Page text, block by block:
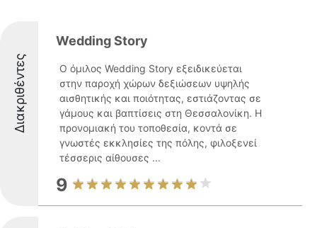
Διακριθέντες
Wedding Story
Ο όμιλος Wedding Story εξειδικεύεται
στην παροχή χώρων δεξιώσεων υψηλής
αισθητικής και ποιότητας, εστιάζοντας σε
γάμους και βαπτίσεις στη Θεσσαλονίκη. Η
προνομιακή του τοποθεσία, κοντά σε
γνωστές εκκλησίες της πόλης, φιλοξενεί
τέσσερις αίθουσες ...
9